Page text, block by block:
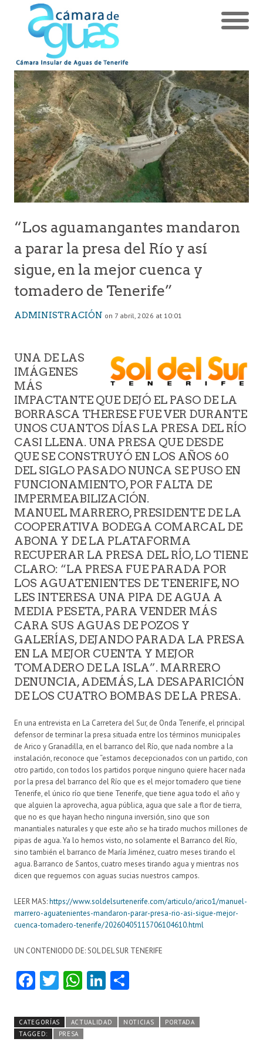
“Los aguamangantes mandaron
a parar la presa del Río y así
sigue, en la mejor cuenca y
tomadero de Tenerife”
ADMINISTRACIÓN on 7 abril, 2026 at 10:01
UNA DE LAS
IMÁGENES
MÁS
IMPACTANTE QUE DEJÓ EL PASO DE LA
BORRASCA THERESE FUE VER DURANTE
UNOS CUANTOS DÍAS LA PRESA DEL RÍO
CASI LLENA. UNA PRESA QUE DESDE
QUE SE CONSTRUYÓ EN LOS AÑOS 60
DEL SIGLO PASADO NUNCA SE PUSO EN
FUNCIONAMIENTO, POR FALTA DE
IMPERMEABILIZACIÓN.
MANUEL MARRERO, PRESIDENTE DE LA
COOPERATIVA BODEGA COMARCAL DE
ABONA Y DE LA PLATAFORMA
RECUPERAR LA PRESA DEL RÍO, LO TIENE
CLARO: “LA PRESA FUE PARADA POR
LOS AGUATENIENTES DE TENERIFE, NO
LES INTERESA UNA PIPA DE AGUA A
MEDIA PESETA, PARA VENDER MÁS
CARA SUS AGUAS DE POZOS Y
GALERÍAS, DEJANDO PARADA LA PRESA
EN LA MEJOR CUENTA Y MEJOR
TOMADERO DE LA ISLA”. MARRERO
DENUNCIA, ADEMÁS, LA DESAPARICIÓN
DE LOS CUATRO BOMBAS DE LA PRESA.
En una entrevista en La Carretera del Sur, de Onda Tenerife, el principal
defensor de terminar la presa situada entre los términos municipales
de Arico y Granadilla, en el barranco del Río, que nada nombre a la
instalación, reconoce que “estamos decepcionados con un partido, con
otro partido, con todos los partidos porque ninguno quiere hacer nada
por la presa del barranco del Río que es el mejor tomadero que tiene
Tenerife, el único río que tiene Tenerife, que tiene agua todo el año y
que alguien la aprovecha, agua pública, agua que sale a flor de tierra,
que no es que hayan hecho ninguna inversión, sino que son
manantiales naturales y que este año se ha tirado muchos millones de
pipas de agua. Ya lo hemos visto, no solamente el Barranco del Río,
sino también el barranco de María Jiménez, cuatro meses tirando el
agua. Barranco de Santos, cuatro meses tirando agua y mientras nos
dicen que reguemos con aguas sucias nuestros campos.
LEER MAS:https://www.soldelsurtenerife.com/articulo/arico1/manuel-
marrero-aguatenientes-mandaron-parar-presa-rio-asi-sigue-mejor-
cuenca-tomadero-tenerife/20260405115706104610.html
UN CONTENIODO DE: SOL DEL SUR TENERIFE
Fa
b
o
T
itt
er
W
ts
A
Li
e m
CATEGORÍAS ACTUALIDAD NOTICIAS
PORTADA
TAGGED:
PRESA